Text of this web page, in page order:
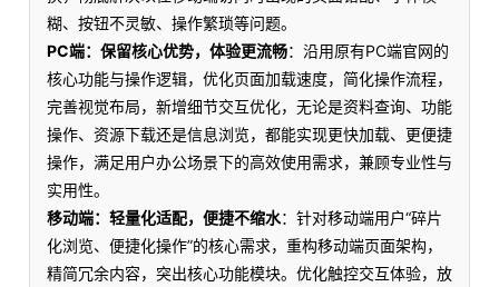
糊、按钮不灵敏、操作繁琐等问题。
PC端：保留核心优势，体验更流畅：沿用原有PC端官网的
核心功能与操作逻辑，优化页面加载速度，简化操作流程，
完善视觉布局，新增细节交互优化，无论是资料查询、功能
操作、资源下载还是信息浏览，都能实现更快加载、更便捷
操作，满足用户办公场景下的高效使用需求，兼顾专业性与
实用性。
移动端：轻量化适配，便捷不缩水：针对移动端用户“碎片
化浏览、便捷化操作”的核心需求，重构移动端页面架构，
精简冗余内容，突出核心功能模块。优化触控交互体验，放